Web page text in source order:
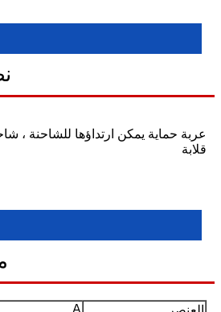
عربة حماية يمكن ارتداؤها للشاحنة ،
قلابة
A